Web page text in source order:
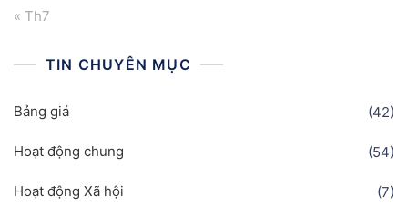
« Th7
TIN CHUYÊN MỤC
Bảng giá (42)
Hoạt động chung (54)
Hoạt động Xã hội (7)